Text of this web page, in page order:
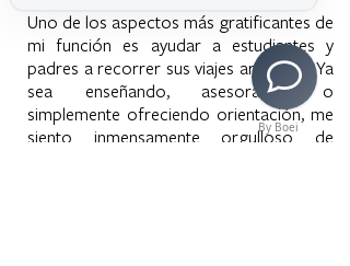
Uno de los aspectos más gratificantes de
mi función es ayudar a estudiantes y
padres a recorrer sus viajes artísticos. Ya
sea enseñando, asesorando o
simplemente ofreciendo orientación, me
siento inmensamente orgulloso de
By Boei